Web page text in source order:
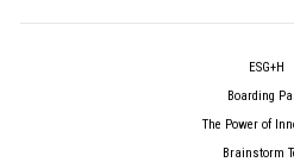
ESG+H
Boarding
The Power of
Brainstorm